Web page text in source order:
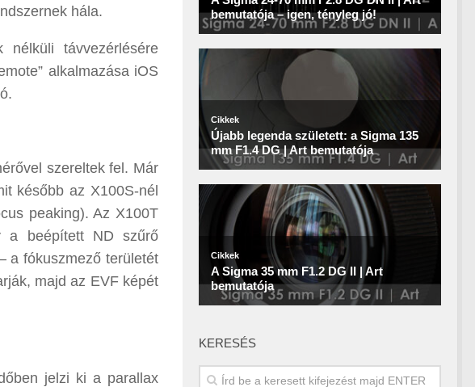
hála.
távvezérlésére
alkalmazása iOS
szereltek fel. Már
később az X100S-nél
peaking). Az X100T
a beépített ND szűrő
a fókuszmező területét
majd az EVF képét
jelzi ki a parallax
KERESÉS